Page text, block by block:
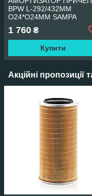
BPW L-292/432ММ
O24*O24MM SAMPA
1 760 ₴
Купити
Акційні пропозиції